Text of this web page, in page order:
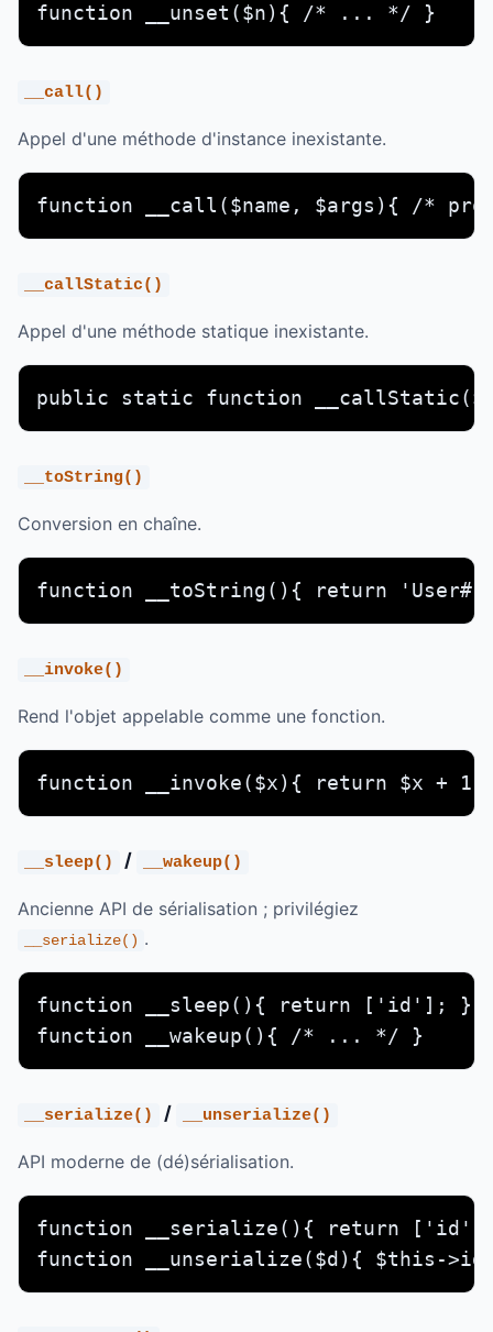
function __unset($n){ /* ... */ }
__call()
Appel d'une méthode d'instance inexistante.
function __call($name, $args){ /*
__callStatic()
Appel d'une méthode statique inexistante.
public static function
__toString()
Conversion en chaîne.
function __toString(){ return
__invoke()
Rend l'objet appelable comme une fonction.
function __invoke($x){ return $x +
__sleep() / __wakeup()
Ancienne API de sérialisation ; privilégiez
__serialize() .
function __sleep(){ return ['id']; }
function __wakeup(){ /* ... */ }
__serialize() / __unserialize()
API moderne de (dé)sérialisation.
function __serialize(){ return ['id'
function __unserialize($d){ $this-